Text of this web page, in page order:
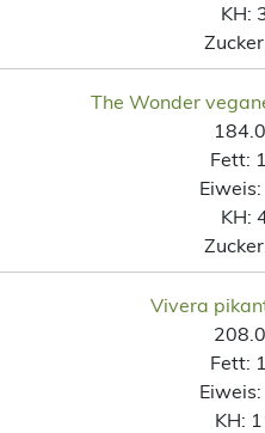
KH:
The Wonder
Fett:
Eiweis:
KH:
Vivera
Fett:
Eiweis:
KH: